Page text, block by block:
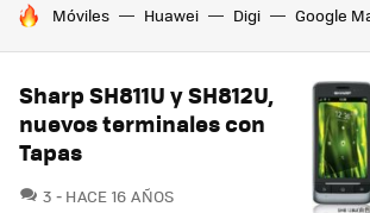
HOY SE HABLA DE
Móviles Huawei Digi Google
Sharp SH811U y SH812U,
nuevos terminales con
Tapas
3 COMENTARIOS
HACE 16 AÑOS